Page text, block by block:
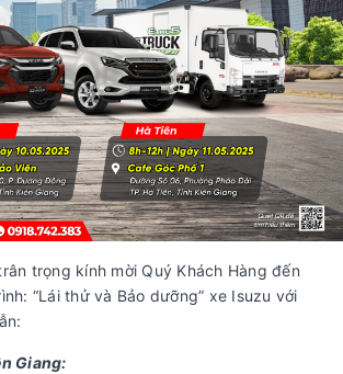
trọng kính mời Quý Khách Hàng đến
“Lái thử và Bảo dưỡng” xe Isuzu với
Giang: